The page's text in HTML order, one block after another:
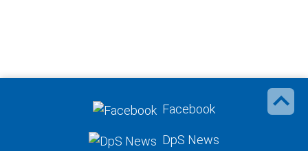
Facebook
DpS News